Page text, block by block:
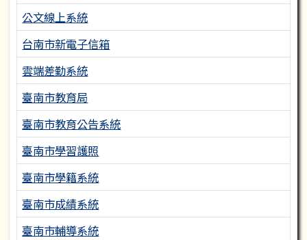
公文線上系統
台南市新電子信箱
雲端差勤系統
臺南市教育局
臺南市教育公告系統
臺南市學習護照
臺南市學籍系統
臺南市成績系統
臺南市輔導系統